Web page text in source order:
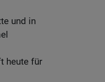
und in
heute für